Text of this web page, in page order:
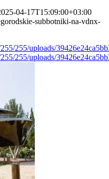
04-17T15:09:00+03:00
subbotniki-na-vdnx-
255/uploads/
255/uploads/